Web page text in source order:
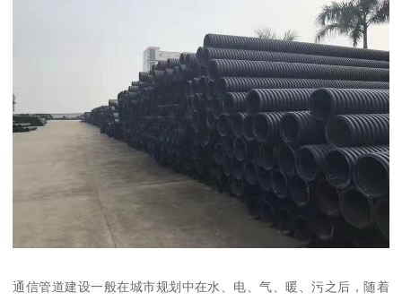
通信管道建设一般在城市规划中在水、电、气、暖、污之后，随着